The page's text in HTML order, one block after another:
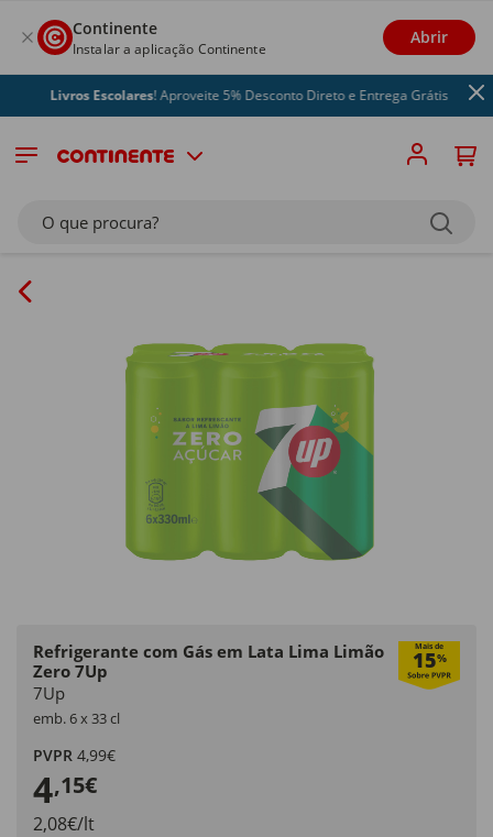
Continente
Instalar a aplicação Continente
Abrir
Livros Escolares! Aproveite 5% Desconto Direto e Entrega Grátis
O que procura?
Refrigerante com Gás em Lata Lima Limão
Zero 7Up
Mais de
15%
7Up
emb. 6 x 33 cl
PVPR 4,99€
4,15€
2,08€/lt